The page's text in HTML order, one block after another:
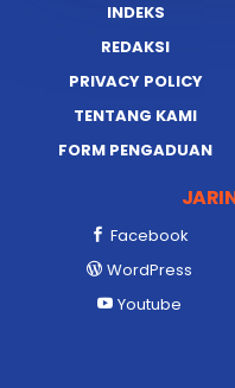
INDEKS
REDAKSI
PRIVACY POLICY
TENTANG KAMI
FORM PENGADUAN
Facebook
WordPress
Youtube